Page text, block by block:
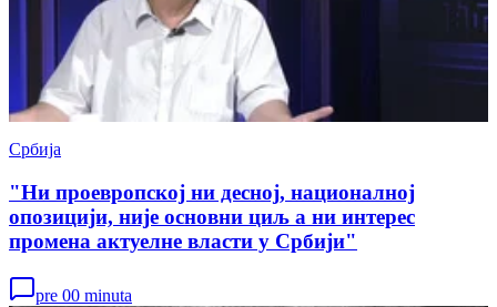
Србија
"Ни проевропској ни десној, националној
опозицији, није основни циљ а ни интерес
промена актуелне власти у Србији"
pre 00 minuta